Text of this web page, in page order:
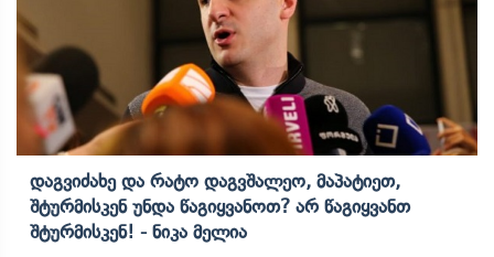
Დაგვიძახე Და Რატო Დაგვშალეო, Მაპატიეთ,
Შტურმისკენ Უნდა Წაგიყვანოთ? Არ Წაგიყვანთ
Შტურმისკენ! - Ნიკა Მელია